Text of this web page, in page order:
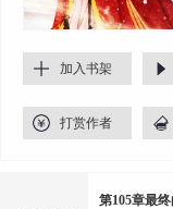
加入书架
打赏作者
第105章最